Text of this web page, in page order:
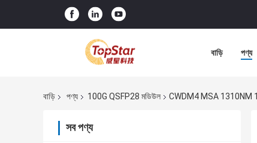
বাড়ি পণ্য
বাড়ি পণ্য 100G QSFP28 মডিউল CWDM4 MSA 1310NM
সব পণ্য